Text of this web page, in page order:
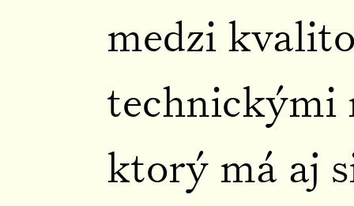
medzi
technickými
ktorý má aj